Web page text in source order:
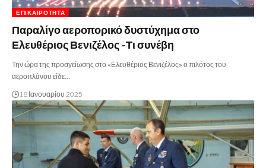
ΕΠΙΚΑΙΡΌΤΗΤΑ
Παραλίγο αεροπορικό δυστύχημα στο
Ελευθέριος Βενιζέλος -Τι συνέβη
Την ώρα της προσγείωσης στο «Ελευθέριος Βενιζέλος» ο πιλότος του
αεροπλάνου είδε…
18 Ιανουαρίου 2025